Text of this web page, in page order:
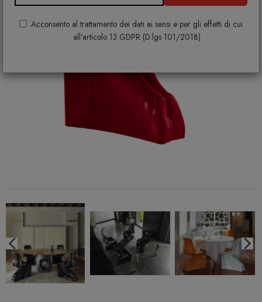
Acconsento al trattamento dei dati ai sensi e per gli effetti di cui
all'articolo 13 GDPR (D.lgs 101/2018)